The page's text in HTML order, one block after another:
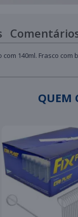
140ml. Frasco
QUEM